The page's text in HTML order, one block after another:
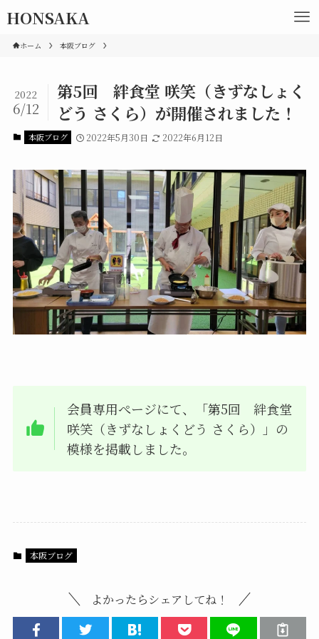
HONSAKA
ホーム 本阪ブログ
第5回 絆食堂 咲笑（きずなしょく
どう さくら）が開催されました！
2022
6/12
本阪ブログ 2022年5月30日 2022年6月12日
会員専用ぺージにて、「第5回 絆食堂
咲笑（きずなしょくどう さくら）」の
模様を掲載しました。
本阪ブログ
よかったらシェアしてね！